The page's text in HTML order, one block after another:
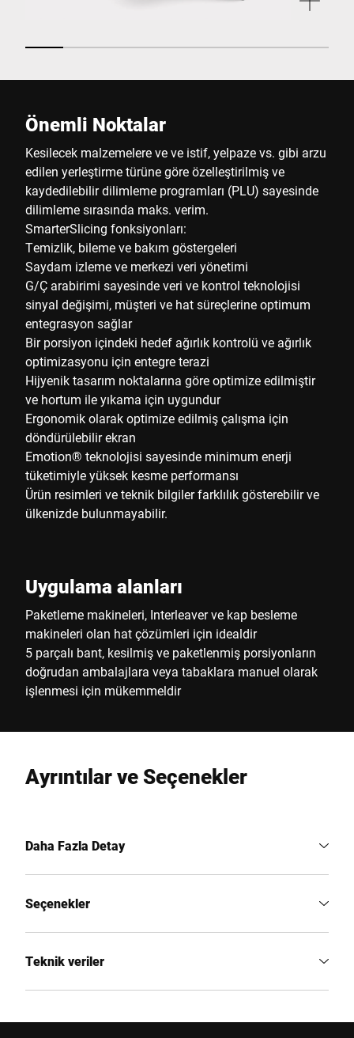
Önemli Noktalar
Kesilecek malzemelere ve ve istif, yelpaze vs. gibi arzu
edilen yerleştirme türüne göre özelleştirilmiş ve
kaydedilebilir dilimleme programları (PLU) sayesinde
dilimleme sırasında maks. verim.
SmarterSlicing fonksiyonları:
Temizlik, bileme ve bakım göstergeleri
Saydam izleme ve merkezi veri yönetimi
G/Ç arabirimi sayesinde veri ve kontrol teknolojisi
sinyal değişimi, müşteri ve hat süreçlerine optimum
entegrasyon sağlar
Bir porsiyon içindeki hedef ağırlık kontrolü ve ağırlık
optimizasyonu için entegre terazi
Hijyenik tasarım noktalarına göre optimize edilmiştir
ve hortum ile yıkama için uygundur
Ergonomik olarak optimize edilmiş çalışma için
döndürülebilir ekran
Emotion® teknolojisi sayesinde minimum enerji
tüketimiyle yüksek kesme performansı
Ürün resimleri ve teknik bilgiler farklılık gösterebilir ve
ülkenizde bulunmayabilir.
Uygulama alanları
Paketleme makineleri, Interleaver ve kap besleme
makineleri olan hat çözümleri için idealdir
5 parçalı bant, kesilmiş ve paketlenmiş porsiyonların
doğrudan ambalajlara veya tabaklara manuel olarak
işlenmesi için mükemmeldir
Ayrıntılar ve Seçenekler
Daha Fazla Detay
Seçenekler
Teknik veriler